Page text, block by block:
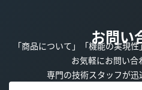
お問い
「商品について」「機能の実現
お気軽にお問い合
専門の技術スタッフが迅